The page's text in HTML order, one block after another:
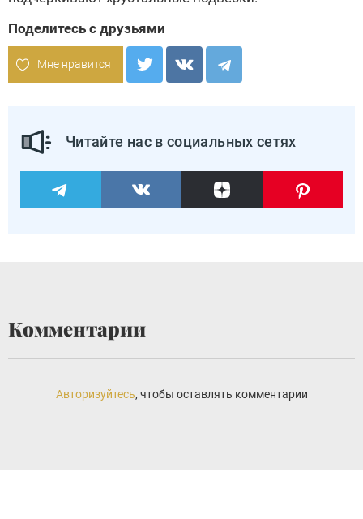
Поделитесь с друзьями
Мне нравится
Читайте нас в социальных сетях
Комментарии
Авторизуйтесь, чтобы оставлять комментарии